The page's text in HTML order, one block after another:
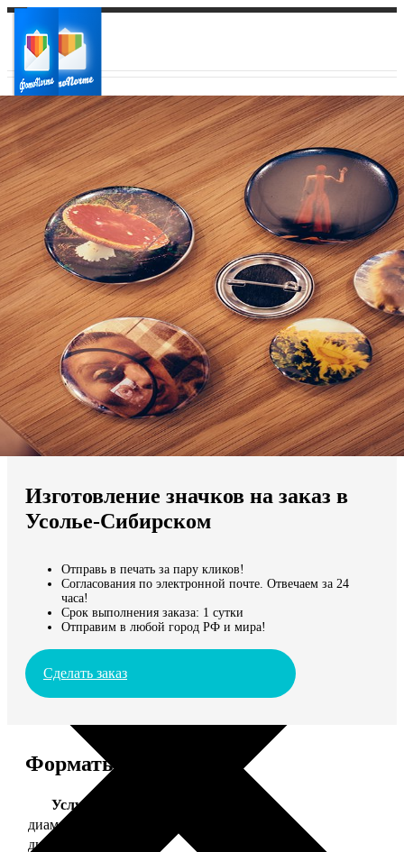
Ваш город:
Ваш регион доставки
Выберите из списка:
Мы доставляем по всему миру
Продолжить без города
Изготовление значков на заказ в
Усолье-Сибирском
Отправь в печать за пару кликов!
Согласования по электронной почте. Отвечаем за 24
часа!
Срок выполнения заказа: 1 сутки
Отправим в любой город РФ и мира!
Сделать заказ
Форматы и цены
Услуга
диаметр 37 мм
диаметр 56 мм